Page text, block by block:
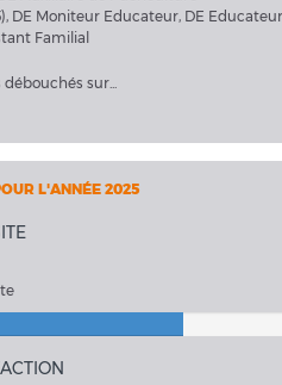
DE Moniteur Educateur, DE Educateur
Familial
débouchés sur...
L'ANNÉE 2025